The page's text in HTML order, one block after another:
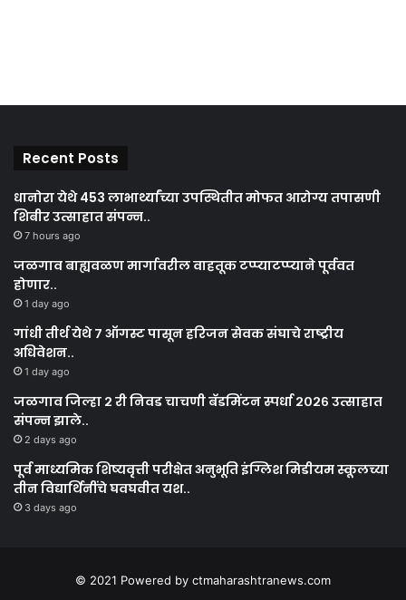
Recent Posts
धानोरा येथे 453 लाभार्थ्यांच्या उपस्थितीत मोफत आरोग्य तपासणी
शिबीर उत्साहात संपन्न..
7 hours ago
जळगाव बाह्यवळण मार्गावरील वाहतूक टप्प्याटप्प्याने पूर्ववत
होणार..
1 day ago
गांधी तीर्थ येथे ७ ऑगस्ट पासून हरिजन सेवक संघाचे राष्ट्रीय
अधिवेशन..
1 day ago
जळगाव जिल्हा २ री निवड चाचणी बॅडमिंटन स्पर्धा २०२६ उत्साहात
संपन्न झाले..
2 days ago
पूर्व माध्यमिक शिष्यवृत्ती परीक्षेत अनुभूति इंग्लिश मिडीयम स्कूलच्या
तीन विद्यार्थिनींचे घवघवीत यश..
3 days ago
© 2021 Powered by ctmaharashtranews.com